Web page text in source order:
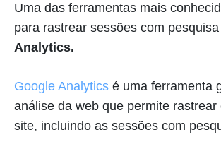
Uma das ferramentas mais
para rastrear sessões com pesquisa
Analytics.
Google Analytics é uma ferramenta
análise da web que permite rastrear
site, incluindo as sessões com